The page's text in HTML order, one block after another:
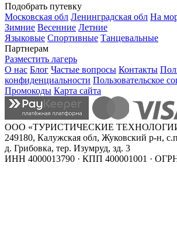
Подобрать путевку
Московская обл Ленинградская обл На
Зимние Весенние Летние
Языковые Спортивные Танцевальные
Партнерам
Разместить лагерь
О нас Блог Частые вопросы Контакты
конфиденциальности Пользовательское
Промокоды Карта сайта
ООО «ТУРИСТИЧЕСКИЕ
249180, Калужская обл, Жуковский р-н,
д. Грибовка, тер. Изумруд, зд. 3
ИНН 4000013790 · КПП 400001001 ·